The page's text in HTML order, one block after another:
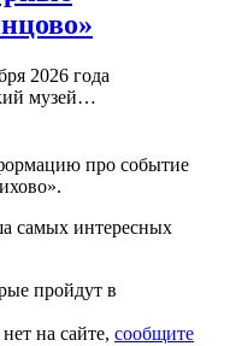
2026 года
музей…
про событие
самых интересных
пройдут в
на сайте, сообщите